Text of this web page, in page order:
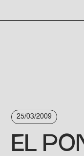
25/03/2009
EL